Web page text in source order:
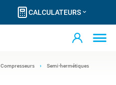
CALCULATEURS
Compresseurs Semi-hermétiques